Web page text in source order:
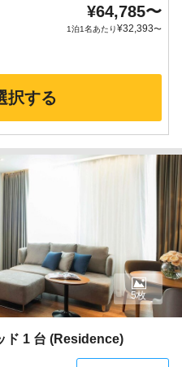
¥64,785〜
1泊1名あたり¥32,393〜
択する
ド 1 台 (Residence)
5枚